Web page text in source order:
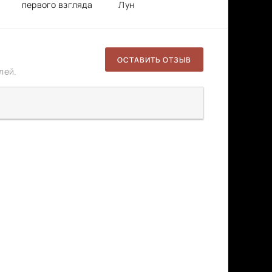
первого взгляда Лун
ОСТАВИТЬ ОТЗЫВ